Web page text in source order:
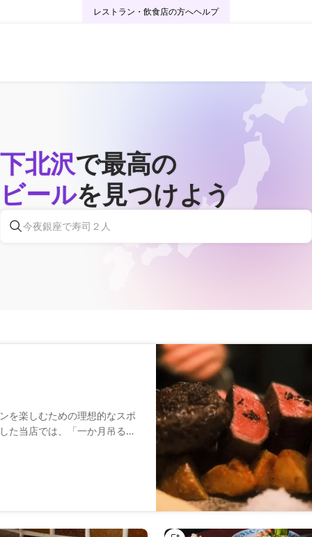
レストラン・飲食店の方へヘルプ
下北沢で最高の
ビールを見つけよう
を楽しむための理想的なスポ
た当店では、「一か月吊るし